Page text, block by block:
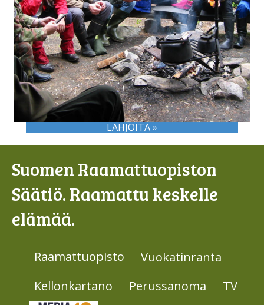
LAHJOITA »
Suomen Raamattuopiston
Säätiö. Raamattu keskelle
elämää.
Raamattuopisto
Vuokatinranta
Kellonkartano
Perussanoma
TV